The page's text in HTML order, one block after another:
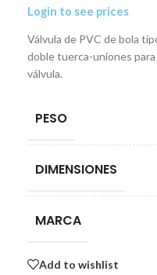
Login to see prices
Válvula de PVC de bola
doble tuerca-uniones
válvula.
PESO
DIMENSIONES
MARCA
Add to wishlist